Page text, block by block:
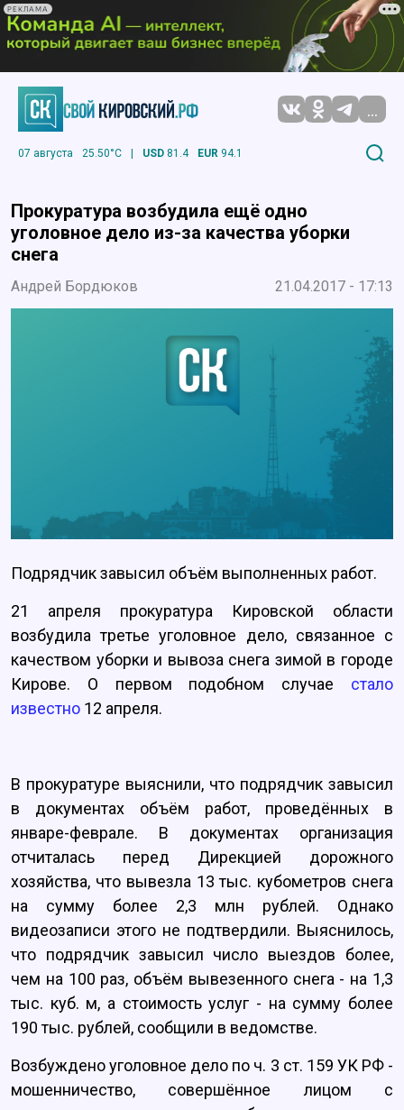
РЕКЛАМА
...
07 августа 25.50°C | USD 81.4 EUR 94.1
Прокуратура возбудила ещё одно
уголовное дело из-за качества уборки
снега
Андрей Бордюков 21.04.2017 - 17:13
Подрядчик завысил объём выполненных работ.
21 апреля прокуратура Кировской области
возбудила третье уголовное дело, связанное с
качеством уборки и вывоза снега зимой в городе
Кирове. О первом подобном случае стало
известно 12 апреля.
В прокуратуре выяснили, что подрядчик завысил
в документах объём работ, проведённых в
январе-феврале. В документах организация
отчиталась перед Дирекцией дорожного
хозяйства, что вывезла 13 тыс. кубометров снега
на сумму более 2,3 млн рублей. Однако
видеозаписи этого не подтвердили. Выяснилось,
что подрядчик завысил число выездов более,
чем на 100 раз, объём вывезенного снега - на 1,3
тыс. куб. м, а стоимость услуг - на сумму более
190 тыс. рублей, сообщили в ведомстве.
Возбуждено уголовное дело по ч. 3 ст. 159 УК РФ -
мошенничество, совершённое лицом с